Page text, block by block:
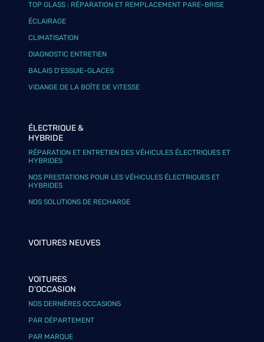
TOP GLASS : RÉPARATION ET REMPLACEMENT PARE-BRISE
ÉCLAIRAGE
CLIMATISATION
DIAGNOSTIC ENTRETIEN
BALAIS D’ESSUIE-GLACES
VIDANGE DE LA BOÎTE DE VITESSE
ÉLECTRIQUE &
HYBRIDE
RÉPARATION ET ENTRETIEN DES VÉHICULES ÉLECTRIQUES ET
HYBRIDES
NOS PRESTATIONS POUR LES VÉHICULES ÉLECTRIQUES ET
HYBRIDES
NOS SOLUTIONS DE RECHARGE
VOITURES NEUVES
VOITURES
D'OCCASION
NOS DERNIÈRES OCCASIONS
PAR DÉPARTEMENT
PAR MARQUE